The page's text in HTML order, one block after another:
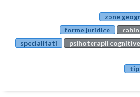
Bucuresti
zone
forme juridice
specialitati
psihoterapii
tip